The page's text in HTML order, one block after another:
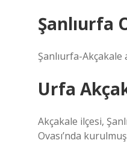
Şanlıurfa
Şanlıurfa-
Urfa
Akçakale ilçesi,
Ovası’nda